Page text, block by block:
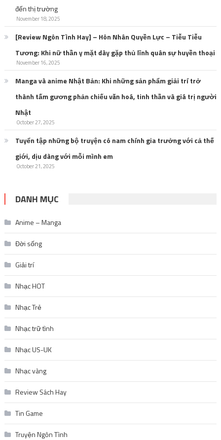
đến thị trường
November 18, 2025
[Review Ngôn Tình Hay] – Hôn Nhân Quyền Lực – Tiễu Tiễu
Tương: Khi nữ thần y mặt dày gặp thủ lĩnh quân sự huyền thoại
November 16, 2025
Manga và anime Nhật Bản: Khi những sản phẩm giải trí trở
thành tấm gương phản chiếu văn hoá, tinh thần và giá trị người
Nhật
October 27, 2025
Tuyển tập những bộ truyện có nam chính gia trưởng với cả thế
giới, dịu dàng với mỗi mình em
October 21, 2025
DANH MỤC
Anime – Manga
Đời sống
Giải trí
Nhạc HOT
Nhạc Trẻ
Nhạc trữ tình
Nhạc US-UK
Nhạc vàng
Review Sách Hay
Tin Game
Truyện Ngôn Tình